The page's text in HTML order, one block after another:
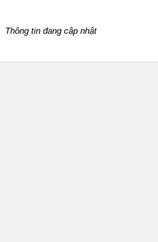
Thông tin đang cập nhật